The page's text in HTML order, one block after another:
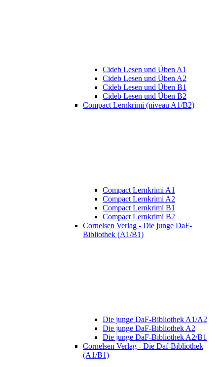
Cideb Lesen und Üben A1
Cideb Lesen und Üben A2
Cideb Lesen und Üben B1
Cideb Lesen und Üben B2
Compact Lernkrimi (niveau A1/B2)
Compact Lernkrimi A1
Compact Lernkrimi A2
Compact Lernkrimi B1
Compact Lernkrimi B2
Cornelsen Verlag - Die junge DaF-
Bibliothek (A1/B1)
Die junge DaF-Bibliothek A1/A2
Die junge DaF-Bibliothek A2
Die junge DaF-Bibliothek A2/B1
Cornelsen Verlag - Die Daf-Bibliothek
(A1/B1)